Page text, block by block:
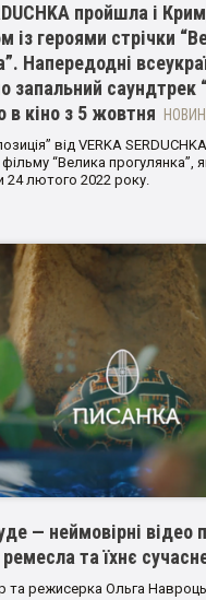
пройшла і
із героями стрічки
Напередодні
запальний саундтрек
в кіно з 5 жовтня
від VERKA
“Велика прогулянка”,
24 лютого 2022 року.
— неймовірні відео
ремесла та їхнє
та режисерка Ольга